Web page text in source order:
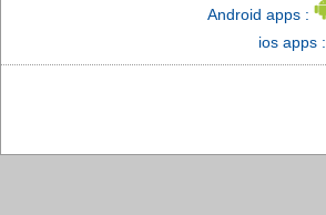
Android apps :
ios apps :